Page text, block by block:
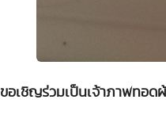
ขอเชิญร่วมเป็นเจ้าภาพทอ